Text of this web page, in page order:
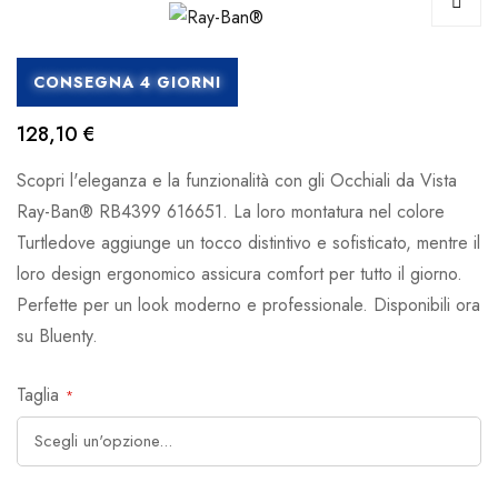
CONSEGNA 4 GIORNI
128,10 €
Scopri l'eleganza e la funzionalità con gli Occhiali da Vista
Ray-Ban® RB4399 616651. La loro montatura nel colore
Turtledove aggiunge un tocco distintivo e sofisticato, mentre il
loro design ergonomico assicura comfort per tutto il giorno.
Perfette per un look moderno e professionale. Disponibili ora
su Bluenty.
Taglia